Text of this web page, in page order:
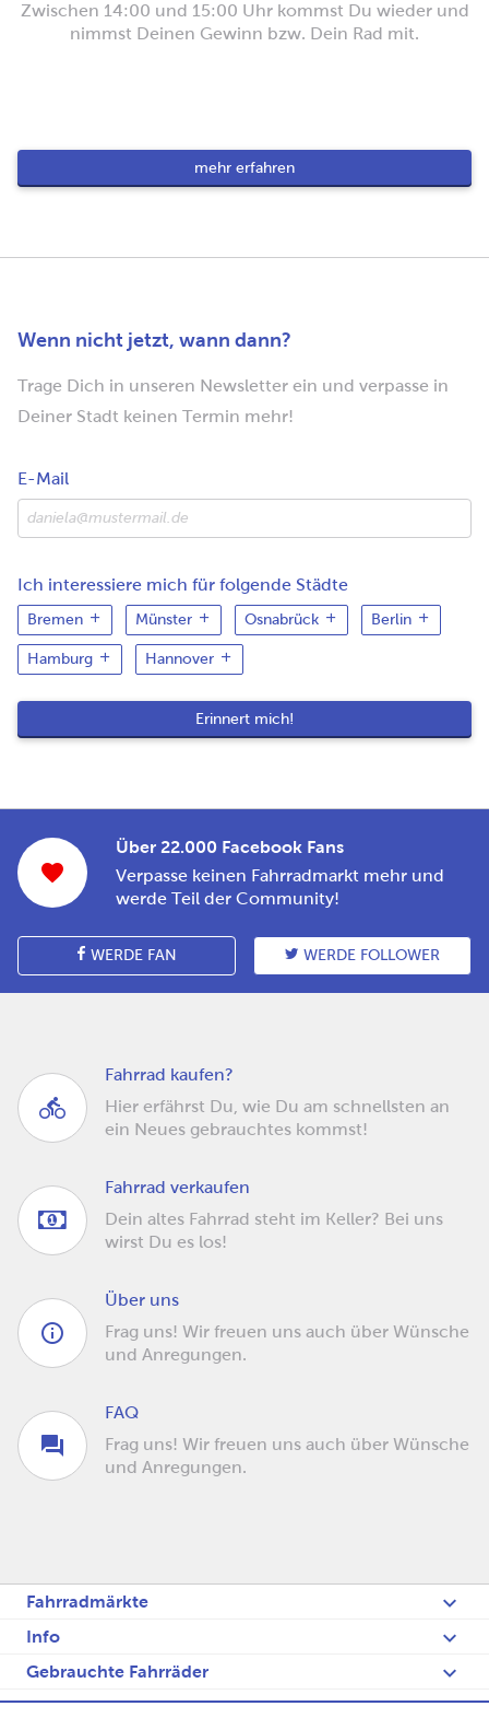
Zwischen 14:00 und 15:00 Uhr kommst Du wieder und
nimmst Deinen Gewinn bzw. Dein Rad mit.
mehr erfahren
Wenn nicht jetzt, wann dann?
Trage Dich in unseren Newsletter ein und verpasse in
Deiner Stadt keinen Termin mehr!
E-Mail
Ich interessiere mich für folgende Städte
Bremen Münster Osnabrück Berlin
Hamburg Hannover
Über 22.000 Facebook Fans
Verpasse keinen Fahrradmarkt mehr und
werde Teil der Community!
WERDE FAN WERDE FOLLOWER
Fahrrad kaufen?
Hier erfährst Du, wie Du am schnellsten an
ein Neues gebrauchtes kommst!
Fahrrad verkaufen
Dein altes Fahrrad steht im Keller? Bei uns
wirst Du es los!
Über uns
Frag uns! Wir freuen uns auch über Wünsche
und Anregungen.
FAQ
Frag uns! Wir freuen uns auch über Wünsche
und Anregungen.
Fahrradmärkte
Info
Gebrauchte Fahrräder
Fietsenblog